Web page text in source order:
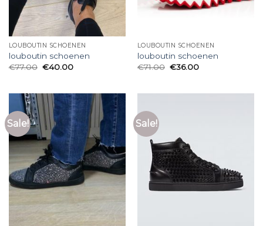
LOUBOUTIN SCHOENEN
louboutin schoenen
€77.00 €40.00
LOUBOUTIN SCHOENEN
louboutin schoenen
€71.00 €36.00
Sale! Sale!